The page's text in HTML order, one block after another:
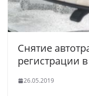
Снятие
регистрации
26.05.2019